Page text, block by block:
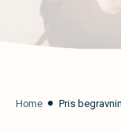
Home Pris